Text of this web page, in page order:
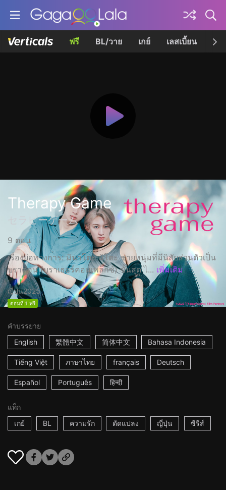
ฟรี BL/วาย เกย์ เลสเบี้ยน เค
Therapy Game
セラピーゲーム
9 ตอน
เรื่องย่อทางการ: มินาโตะ มิโตะ ชายหนุ่มที่มีนิสัยส่วนตัวเป็น
บราค่อน (บราเธอร์คอมเพล็กซ์) ขั้นสุด ไ... เพิ่มเติม
ญี่ปุ่น2025
ตอนที่ 1 ฟรี
คำบรรยาย
English
繁體中文 简体中文 Bahasa Indonesia
Tiếng Việt ภาษาไทย français Deutsch
Español Português हिन्दी
แท็ก
เกย์
BL ความรัก ดัดแปลง ญี่ปุ่น ซีรีส์